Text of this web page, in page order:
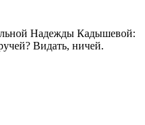
Надежды Кадышевой:
Видать, ничей.